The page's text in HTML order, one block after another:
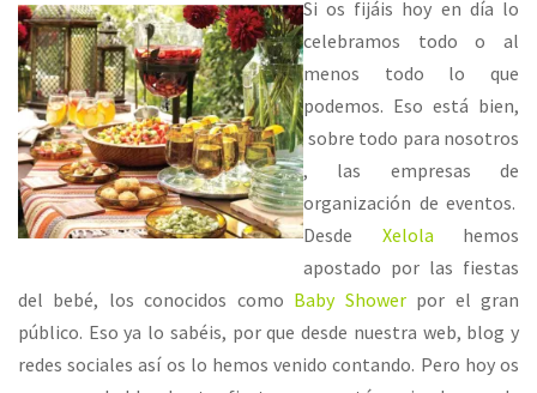
Si os fijáis hoy en día lo
celebramos todo o al
menos todo lo que
podemos. Eso está bien,
sobre todo para nosotros
, las empresas de
organización de eventos.
Desde Xelola hemos
apostado por las fiestas
del bebé, los conocidos como Baby Showerpor el gran
público. Eso ya lo sabéis, por que desde nuestra web, blog y
redes sociales así os lo hemos venido contando. Pero hoy os